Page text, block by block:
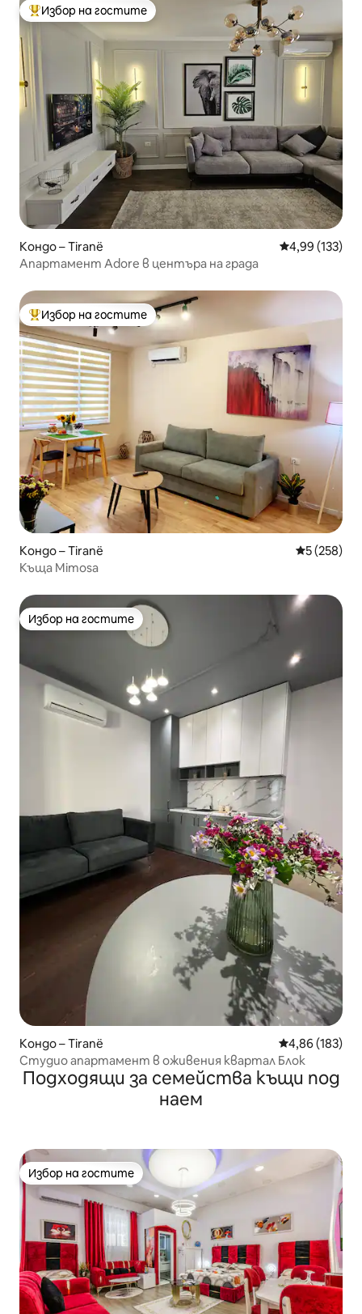
Най-популярен избор на гостите
Избор на гостите
Кондо – Tiranë Средна
4,99 (133)
Апартамент Adore в центъра на града
Най-популярен избор на гостите
Избор на гостите
Кондо – Tiranë Средна
5 (258)
Къща Mimosa
Избор на гостите
Избор на гостите
Кондо – Tiranë Средна
4,86 (183)
Студио апартамент в оживения квартал Блок
Подходящи за семейства къщи под
наем
Избор на гостите
Избор на гостите